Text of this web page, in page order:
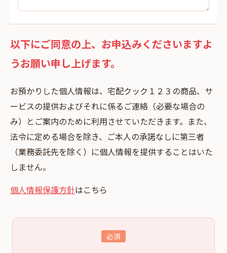
以下にご同意の上、お申込みくださいますよ
うお願い申し上げます。
お預かりした個⼈情報は、宅配クック１２３の商品、サ
ービスの提供およびそれに係るご連絡（必要な場合の
み）とご案内のために利⽤させていただきます。また、
法令に定める場合を除き、ご本⼈の承諾なしに第三者
（業務委託先を除く）に個⼈情報を提供することはいた
しません。
個人情報保護方針はこちら